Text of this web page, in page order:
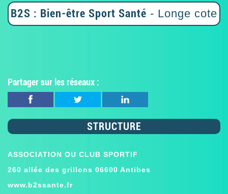
B2S : Bien-être Sport Santé - Longe cote
Partager sur les réseaux :
STRUCTURE
ASSOCIATION OU CLUB SPORTIF
260 allée des grillons 06600 Antibes
www.b2ssante.fr